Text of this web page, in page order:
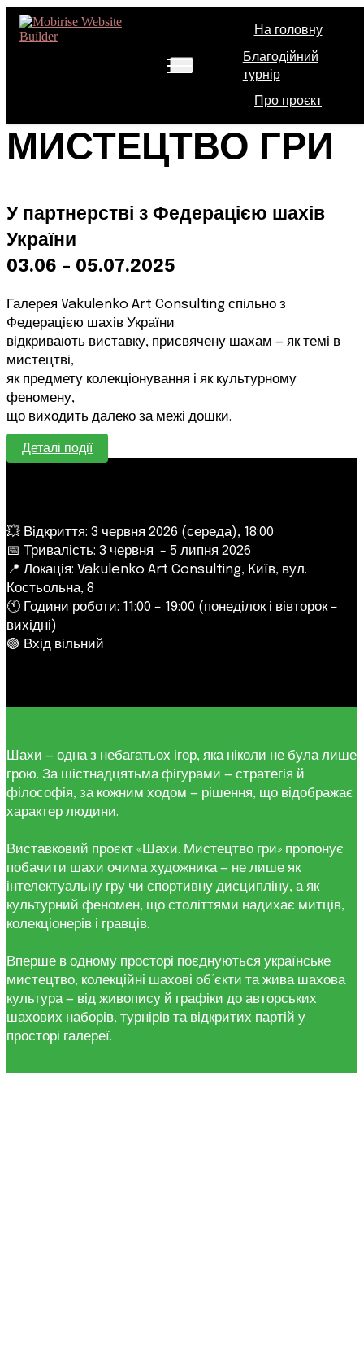
На головну
Благодійний
турнір
Про проєкт
МИСТЕЦТВО ГРИ
У партнерстві з Федерацією шахів
України
03.06 – 05.07.2025
Галерея Vakulenko Art Consulting спільно з
Федерацією шахів України
відкривають виставку, присвячену шахам — як темі в
мистецтві,
як предмету колекціонування і як культурному
феномену,
що виходить далеко за межі дошки.
Деталі події
💥 Відкриття: 3 червня 2026 (середа), 18:00
📅 Тривалість: 3 червня - 5 липня 2026
📍 Локація: Vakulenko Art Consulting, Київ, вул.
Костьольна, 8
🕚 Години роботи: 11:00 – 19:00 (понеділок і вівторок –
вихідні)
🟢 Вхід вільний
Шахи — одна з небагатьох ігор, яка ніколи не була лише
грою. За шістнадцятьма фігурами — стратегія й
філософія, за кожним ходом — рішення, що відображає
характер людини.
Виставковий проєкт «Шахи. Мистецтво гри» пропонує
побачити шахи очима художника — не лише як
інтелектуальну гру чи спортивну дисципліну, а як
культурний феномен, що століттями надихає митців,
колекціонерів і гравців.
Вперше в одному просторі поєднуються українське
мистецтво, колекційні шахові об’єкти та жива шахова
культура — від живопису й графіки до авторських
шахових наборів, турнірів та відкритих партій у
просторі галереї.